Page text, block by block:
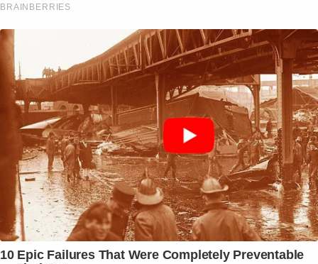
BRAINBERRIES
10 Epic Failures That Were Completely Preventable